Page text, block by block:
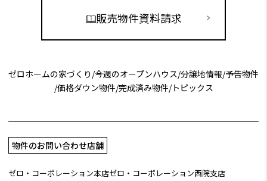
販売物件資料請求
ゼロホームの家づくり /今週のオープンハウス/分譲地情報/予告物件
/価格ダウン物件/完成済み物件/トピックス
物件のお問い合わせ店舗
ゼロ・コーポレーション本店ゼロ・コーポレーション西院支店